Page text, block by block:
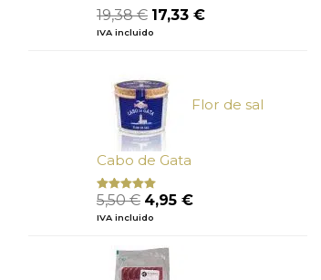
19,38€ El
precio
19,38 €.
17,33 €El
IVA incluido
Flor de sal
Cabo de Gata
Valorado
con
de
5
5,50€ El
precio
era:
5,50 €.
4,95 €El
IVA incluido